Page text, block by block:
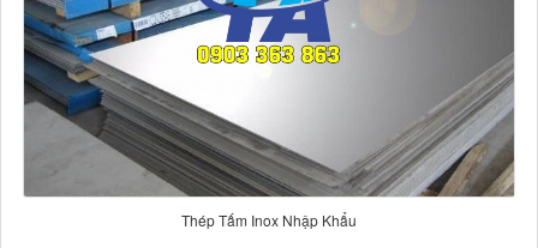
Thép Tấm Inox Nhập Khẩu